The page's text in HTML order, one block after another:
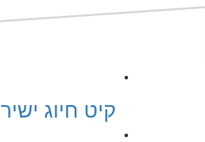
קיט חיוג ישיר